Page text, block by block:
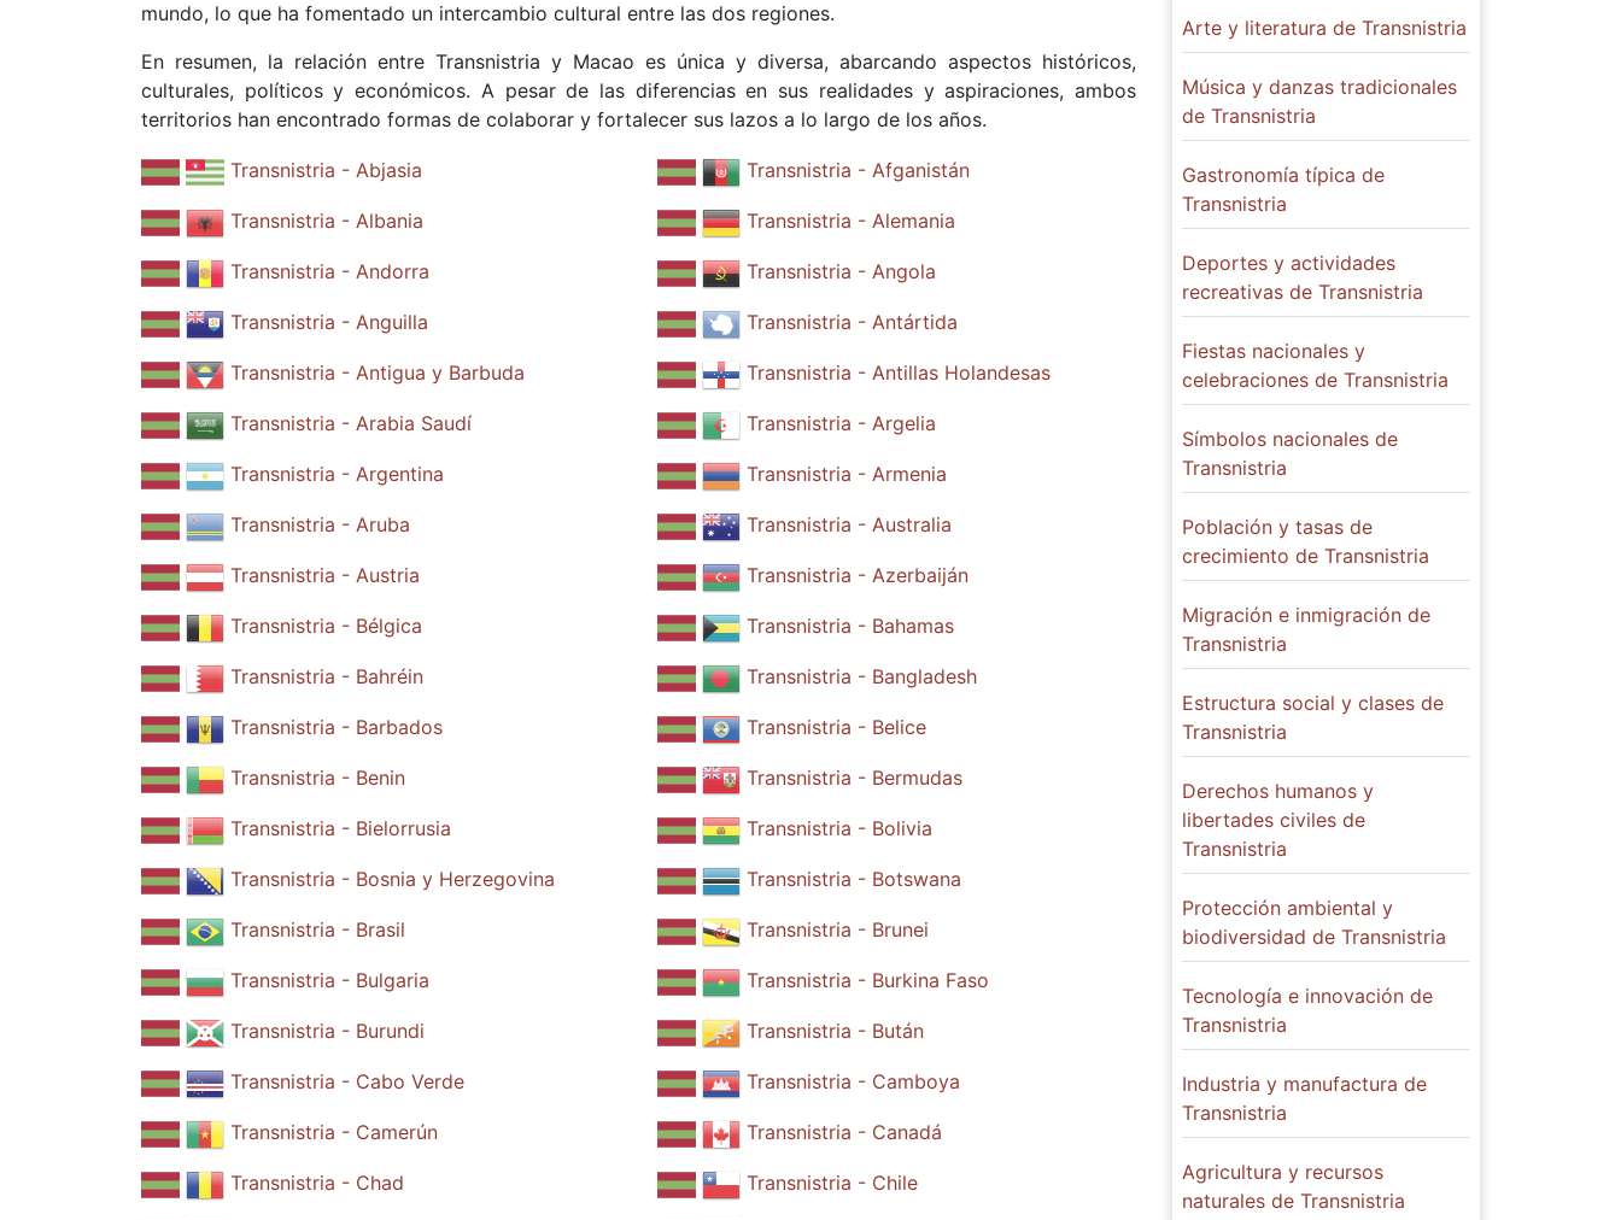
mundo, lo que ha fomentado un intercambio cultural entre las dos regiones.
En resumen, la relación entre Transnistria y Macao es única y diversa, abarcando aspectos históricos,
culturales, políticos y económicos. A pesar de las diferencias en sus realidades y aspiraciones, ambos
territorios han encontrado formas de colaborar y fortalecer sus lazos a lo largo de los años.
Transnistria - Abjasia Transnistria - Afganistán
Transnistria - Albania Transnistria - Alemania
Transnistria - Andorra Transnistria - Angola
Transnistria - Anguilla Transnistria - Antártida
Transnistria - Antigua y Barbuda Transnistria - Antillas Holandesas
Transnistria - Arabia Saudí Transnistria - Argelia
Transnistria - Argentina Transnistria - Armenia
Transnistria - Aruba Transnistria - Australia
Transnistria - Austria Transnistria - Azerbaiján
Transnistria - Bélgica Transnistria - Bahamas
Transnistria - Bahréin Transnistria - Bangladesh
Transnistria - Barbados Transnistria - Belice
Transnistria - Benin Transnistria - Bermudas
Transnistria - Bielorrusia Transnistria - Bolivia
Transnistria - Bosnia y Herzegovina Transnistria - Botswana
Transnistria - Brasil Transnistria - Brunei
Transnistria - Bulgaria Transnistria - Burkina Faso
Transnistria - Burundi Transnistria - Bután
Transnistria - Cabo Verde Transnistria - Camboya
Transnistria - Camerún Transnistria - Canadá
Transnistria - Chad Transnistria - Chile
Arte y literatura de Transnistria
Música y danzas tradicionales
de Transnistria
Gastronomía típica de
Transnistria
Deportes y actividades
recreativas de Transnistria
Fiestas nacionales y
celebraciones de Transnistria
Símbolos nacionales de
Transnistria
Población y tasas de
crecimiento de Transnistria
Migración e inmigración de
Transnistria
Estructura social y clases de
Transnistria
Derechos humanos y
libertades civiles de
Transnistria
Protección ambiental y
biodiversidad de Transnistria
Tecnología e innovación de
Transnistria
Industria y manufactura de
Transnistria
Agricultura y recursos
naturales de Transnistria